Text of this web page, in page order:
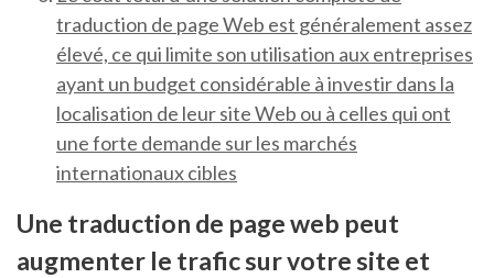
traduction de page Web est généralement assez
élevé, ce qui limite son utilisation aux entreprises
ayant un budget considérable à investir dans la
localisation de leur site Web ou à celles qui ont
une forte demande sur les marchés
internationaux cibles
Une traduction de page web peut
augmenter le trafic sur votre site et